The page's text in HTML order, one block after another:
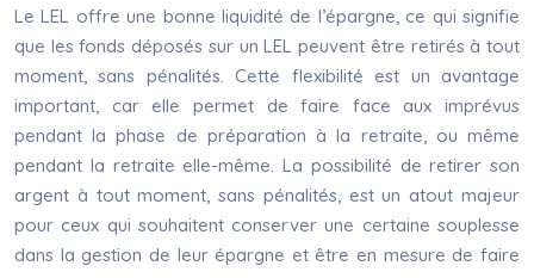
Le LEL offre une bonne liquidité de l’épargne, ce qui signifie
que les fonds déposés sur un LEL peuvent être retirés à tout
moment, sans pénalités. Cette flexibilité est un avantage
important, car elle permet de faire face aux imprévus
pendant la phase de préparation à la retraite, ou même
pendant la retraite elle-même. La possibilité de retirer son
argent à tout moment, sans pénalités, est un atout majeur
pour ceux qui souhaitent conserver une certaine souplesse
dans la gestion de leur épargne et être en mesure de faire